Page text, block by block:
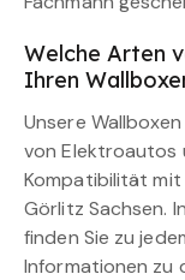
Welche Arten
Ihren
Unsere
von Elektroautos
Kompatibilität
Görlitz Sachsen.
finden Sie zu
Informationen zu